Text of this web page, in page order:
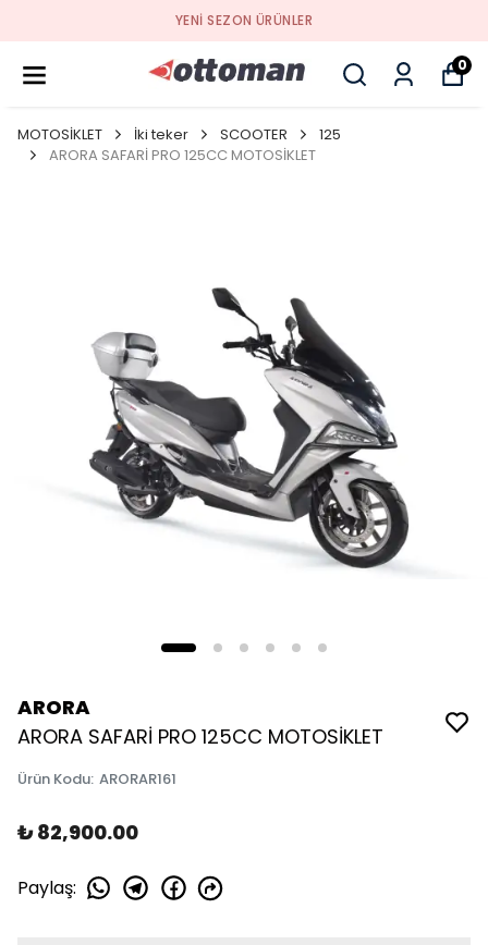
YENI SEZON ÜRÜNLER
0
MOTOSİKLET İki teker SCOOTER
125
ARORA SAFARİ PRO 125CC MOTOSİKLET
ARORA
ARORA SAFARİ PRO 125CC MOTOSİKLET
Ürün Kodu: ARORAR161
₺ 82,900.00
Paylaş: